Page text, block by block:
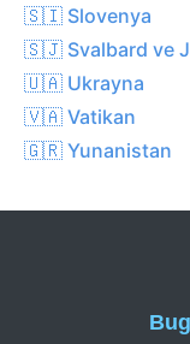
🇸🇮 Slovenya
🇸🇯 Svalbard ve
🇺🇦 Ukrayna
🇻🇦 Vatikan
🇬🇷 Yunanistan